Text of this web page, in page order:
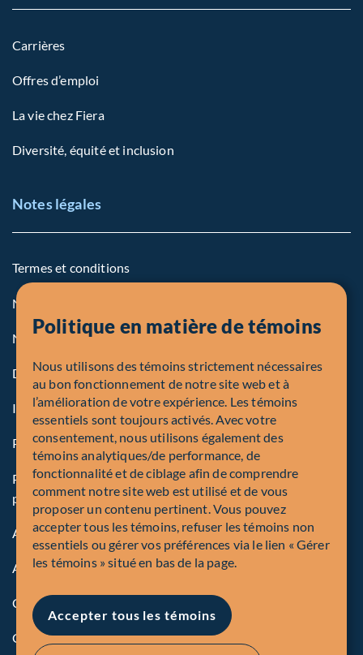
Carrières
Offres d’emploi
La vie chez Fiera
Diversité, équité et inclusion
Notes légales
Termes et conditions
Notre politique sur les témoins
Note légale aux personnes des États-Unis
Dénonciation
Inscriptions et autorités
Procédure de plainte en bref
Politique mondiale sur la protection des renseignements
personnels de Corporation Fiera Capital
Accessibilité
Avis de sécurité
Conformité
Gérer les témoins
Politique en matière de témoins
Nous utilisons des témoins strictement nécessaires
au bon fonctionnement de notre site web et à
l’amélioration de votre expérience. Les témoins
essentiels sont toujours activés. Avec votre
consentement, nous utilisons également des
témoins analytiques/de performance, de
fonctionnalité et de ciblage afin de comprendre
comment notre site web est utilisé et de vous
proposer un contenu pertinent. Vous pouvez
accepter tous les témoins, refuser les témoins non
essentiels ou gérer vos préférences via le lien « Gérer
les témoins » situé en bas de la page.
Accepter tous les témoins